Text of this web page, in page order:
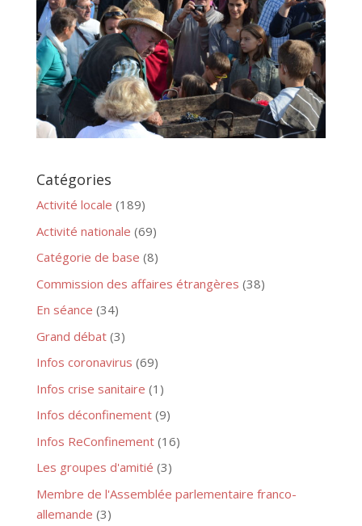
Catégories
Activité locale (189)
Activité nationale (69)
Catégorie de base (8)
Commission des affaires étrangères (38)
En séance (34)
Grand débat(3)
Infos coronavirus (69)
Infos crise sanitaire (1)
Infos déconfinement(9)
Infos ReConfinement(16)
Les groupes d'amitié (3)
Membre de l'Assemblée parlementaire franco-
allemande (3)